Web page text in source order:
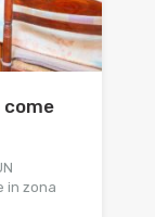
in zona